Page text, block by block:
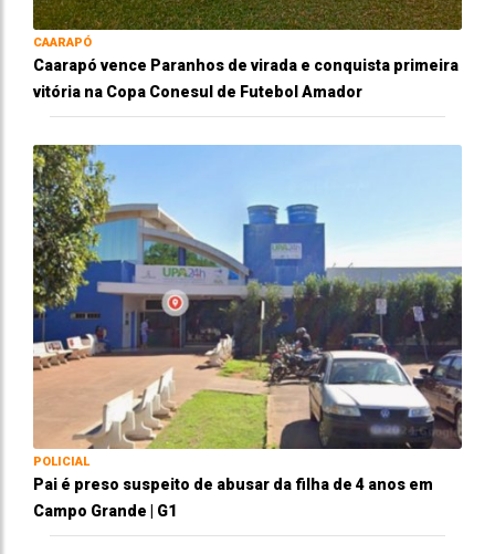
CAARAPÓ
Caarapó vence Paranhos de virada e conquista primeira
vitória na Copa Conesul de Futebol Amador
POLICIAL
Pai é preso suspeito de abusar da filha de 4 anos em
Campo Grande | G1